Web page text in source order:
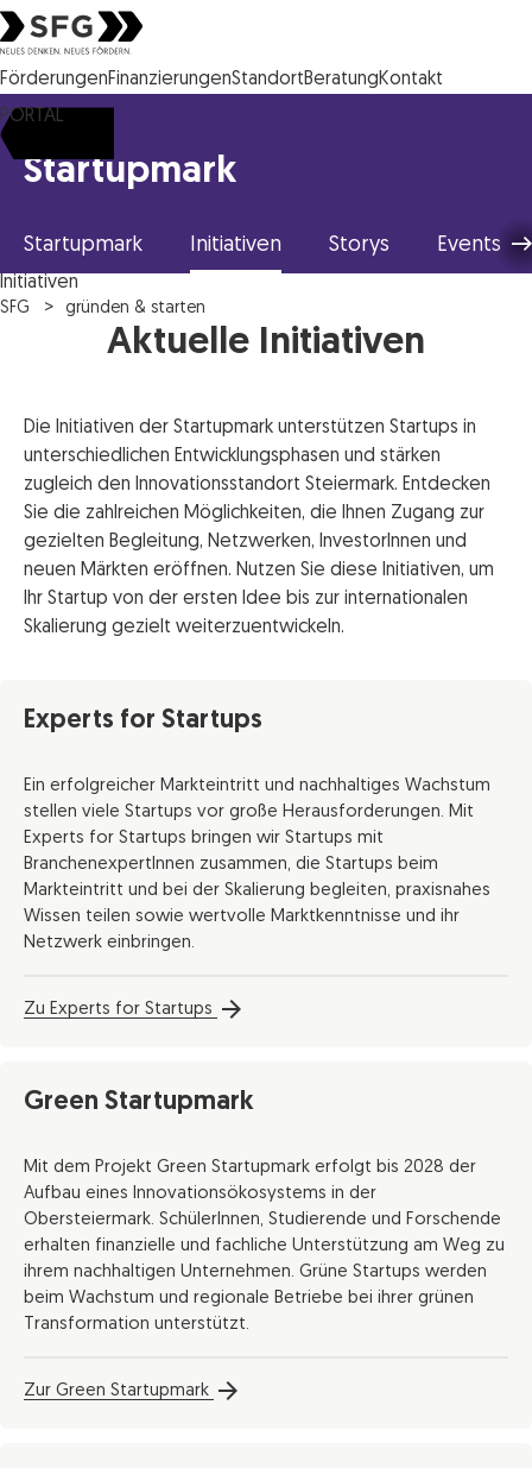
Steirische Wirtschaftsförderungsgesellschaft mbH SFG Logo
FörderungenFinanzierungenStandortBeratungKontakt
PORTAL
Startupmark
Startupmark Initiativen Storys Events
Initiativen
SFG gründen & starten
Aktuelle Initiativen
Die Initiativen der Startupmark unterstützen Startups in
unterschiedlichen Entwicklungsphasen und stärken
zugleich den Innovationsstandort Steiermark. Entdecken
Sie die zahlreichen Möglichkeiten, die Ihnen Zugang zur
gezielten Begleitung, Netzwerken, InvestorInnen und
neuen Märkten eröffnen. Nutzen Sie diese Initiativen, um
Ihr Startup von der ersten Idee bis zur internationalen
Skalierung gezielt weiterzuentwickeln.
Experts for Startups
Ein erfolgreicher Markteintritt und nachhaltiges Wachstum
stellen viele Startups vor große Herausforderungen. Mit
Experts for Startups bringen wir Startups mit
BranchenexpertInnen zusammen, die Startups beim
Markteintritt und bei der Skalierung begleiten, praxisnahes
Wissen teilen sowie wertvolle Marktkenntnisse und ihr
Netzwerk einbringen.
Zu Experts for Startups
Green Startupmark
Mit dem Projekt Green Startupmark erfolgt bis 2028 der
Aufbau eines Innovationsökosystems in der
Obersteiermark. SchülerInnen, Studierende und Forschende
erhalten finanzielle und fachliche Unterstützung am Weg zu
ihrem nachhaltigen Unternehmen. Grüne Startups werden
beim Wachstum und regionale Betriebe bei ihrer grünen
Transformation unterstützt.
Zur Green Startupmark